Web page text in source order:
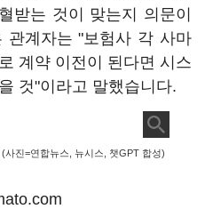
받는 것이 맞는지 의문이
관계자는 "보험사 각 사마
계약 이전이 된다면 시스
것"이라고 말했습니다.
사진=연합뉴스, 뉴시스, 챗GPT 합성)